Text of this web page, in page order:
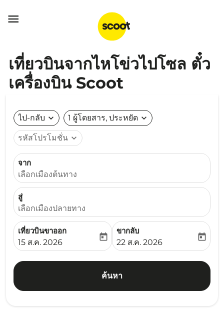

เที่ยวบินจากไหโข่วไปโซล ตั๋ว
เครื่องบิน Scoot
ไป-กลับ expand_more 1 ผู้โดยสาร, ประหยัด expand_more
รหัสโปรโมชั่น expand_more
จาก
เลือกเมืองต้นทาง
สู่
เลือกเมืองปลายทาง
เที่ยวบินขาออก
fc-booking-departure-date-aria-label
15 ส.ค. 2026
today
ขากลับ
fc-booking-return-date-
22 ส.ค. 2026
today
ค้นหา